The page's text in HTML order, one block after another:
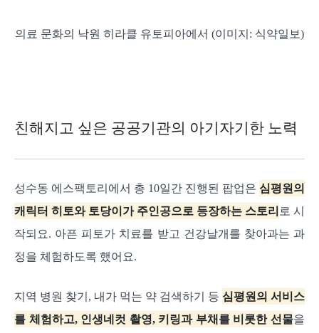
의료 문화의 낙원 히라클 유토피아에서 (이미지: 식약일보)
친해지고 싶은 공공기관의 아기자기한 노력
성수동 에스팩토리에서 총 10일간 진행된 팝업은 심평원의
캐릭터 히토와 토당이가 주인공으로 등장하는 스토리 로 시
작되요. 아픈 피토가 치료를 받고 건강날개를 찾아과는 과
정을 체험하도록 했어요.
지역 병원 찾기, 내가 먹는 약 검색하기 등 심평원의 서비스
를 체험하고, 인생네컷 촬영, 키링과 부채를 비롯한 선물을